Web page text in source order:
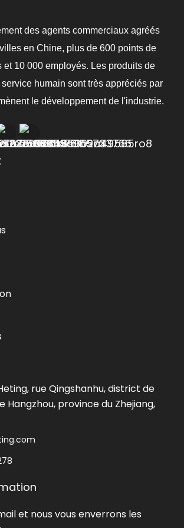
des agents commerciaux agréés
en Chine, plus de 600 points de
et 10 000 employés. Les produits de
humain sont très appréciés par
le développement de l'industrie.
rue Qingshanhu, district de
Hangzhou, province du Zhejiang,
et nous vous enverrons les